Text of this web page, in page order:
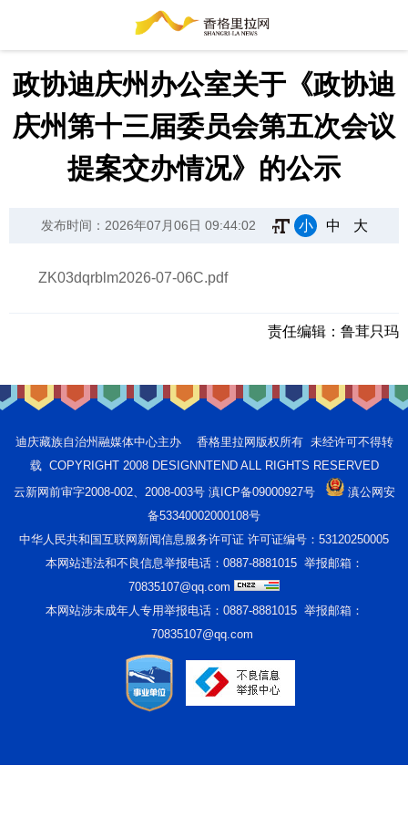
政协迪庆州办公室关于《政协迪
庆州第十三届委员会第五次会议
提案交办情况》的公示
发布时间：2026年07月06日 09:44:02 小 中 大
ZK03dqrblm2026-07-06C.pdf
责任编辑： 鲁茸只玛
迪庆藏族自治州融媒体中心主办 香格里拉网版权所有 未经许可不得转
载 COPYRIGHT 2008 DESIGNNTEND ALL RIGHTS RESERVED
云新网前审字2008-002、2008-003号 滇ICP备09000927号
滇公网安
备53340002000108号
中华人民共和国互联网新闻信息服务许可证 许可证编号：53120250005
本网站违法和不良信息举报电话：0887-8881015 举报邮箱：
70835107@qq.com
本网站涉未成年人专用举报电话：0887-8881015 举报邮箱：
70835107@qq.com